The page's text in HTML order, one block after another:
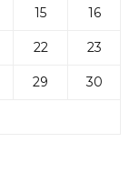
15 16
22 23
29 30